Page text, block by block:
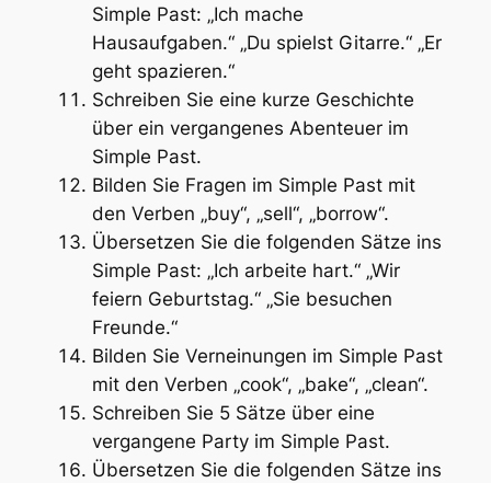
Simple Past: „Ich mache
Hausaufgaben.“ „Du spielst Gitarre.“ „Er
geht spazieren.“
Schreiben Sie eine kurze Geschichte
über ein vergangenes Abenteuer im
Simple Past.
Bilden Sie Fragen im Simple Past mit
den Verben „buy“, „sell“, „borrow“.
Übersetzen Sie die folgenden Sätze ins
Simple Past: „Ich arbeite hart.“ „Wir
feiern Geburtstag.“ „Sie besuchen
Freunde.“
Bilden Sie Verneinungen im Simple Past
mit den Verben „cook“, „bake“, „clean“.
Schreiben Sie 5 Sätze über eine
vergangene Party im Simple Past.
Übersetzen Sie die folgenden Sätze ins